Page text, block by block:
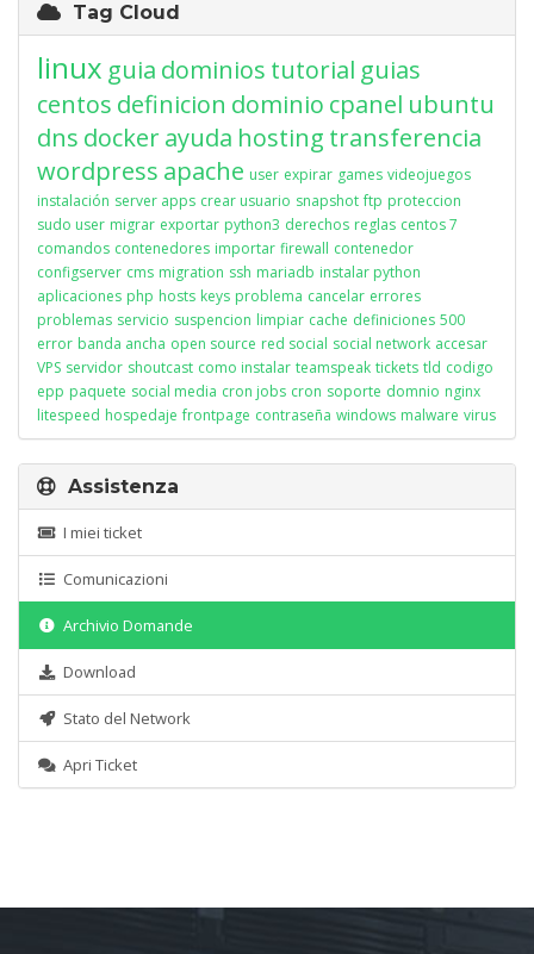
Tag Cloud
linux guia dominios tutorial guias
centos definicion dominio cpanel ubuntu
dns dockerayuda hosting transferencia
wordpress apache user expirar games videojuegos
instalación server apps crear usuario snapshot ftp proteccion
sudo user migrar exportar python3 derechos reglas centos 7
comandos contenedores importar firewall contenedor
configserver cms migration ssh mariadb instalar python
aplicaciones php hosts keys problema cancelar errores
problemas servicio suspencion limpiar cache definiciones 500
error banda ancha open source red social social network accesar
VPS servidor shoutcast como instalar teamspeak tickets tld codigo
epp paquete social media cron jobs cron soporte domnio nginx
litespeed hospedaje frontpage contraseña windows malware virus
Assistenza
I miei ticket
Comunicazioni
Archivio Domande
Download
Stato del Network
Apri Ticket